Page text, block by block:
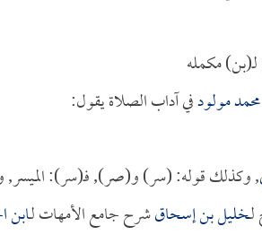
مكمله
محمد مولودفي آداب الصلاة يقول:
, وكذلك قوله: (سر) و(صر), فـ(سر):
خليل بن إسحاقشرح جامع الأمهات لـابن